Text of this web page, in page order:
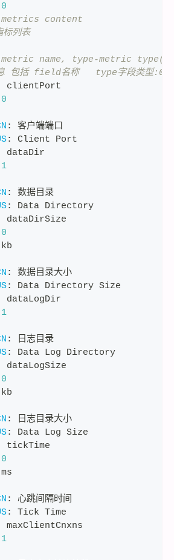
0
content
列表
name, type-metric
包括 field名称   type字段类型
clientPort
0
:
客户端端口
:
Client Port
dataDir
1
:
数据目录
:
Data Directory
dataDirSize
0
kb
:
数据目录大小
:
Data Directory Size
dataLogDir
1
:
日志目录
:
Data Log Directory
dataLogSize
0
kb
:
日志目录大小
:
Data Log Size
tickTime
0
ms
:
心跳间隔时间
:
Tick Time
maxClientCnxns
1